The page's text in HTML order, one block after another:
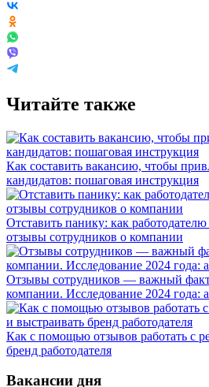
Читайте также
Как составить вакансию, чтобы
кандидатов: пошаговая инструкция
Отставить панику: как
отзывы сотрудников о компании
Отзывы сотрудников — важный
компании. Исследование 2024 года:
Как с помощью отзывов работать с
бренд работодателя
Вакансии дня